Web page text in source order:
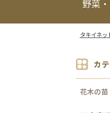
野菜
タキイネッ
カ
花木の苗